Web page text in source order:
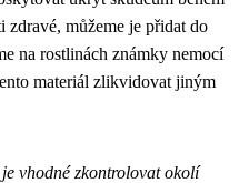
zdravé, můžeme je přidat do
na rostlinách známky nemocí
materiál zlikvidovat jiným
vhodné zkontrolovat okolí